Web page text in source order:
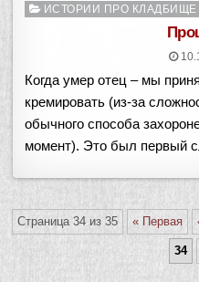
Опубликовано
ИСТОРИИ ПРО КЛАДБИЩЕ
Когда умер отец – мы
кремировать (из-за
обычного способа
момент). Это был первый
Страница 34 из 35 « Первая
34